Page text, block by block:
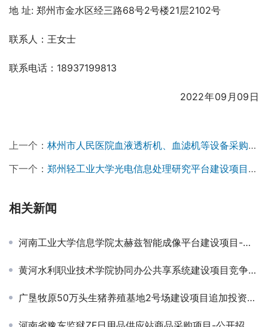
地 址: 郑州市金水区经三路68号2号楼21层2102号
联系人：王女士
联系电话：18937199813
2022年09月09日
上一个： 林州市人民医院血液透析机、血滤机等设备采购项目招标公告￼￼
下一个： 郑州轻工业大学光电信息处理研究平台建设项目竞争性磋商公告￼
相关新闻
河南工业大学信息学院太赫兹智能成像平台建设项目-成交公告
黄河水利职业技术学院协同办公共享系统建设项目竞争性磋商公告
广垦牧原50万头生猪养殖基地2号场建设项目追加投资工程中标候选人公示